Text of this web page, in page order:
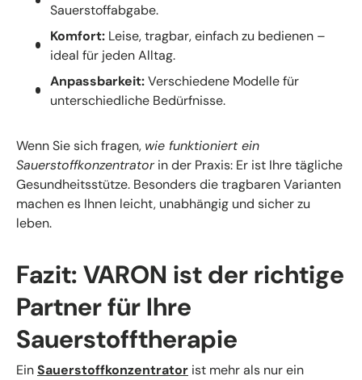
Sauerstoffabgabe.
Komfort:Leise, tragbar, einfach zu bedienen –
ideal für jeden Alltag.
Anpassbarkeit:Verschiedene Modelle für
unterschiedliche Bedürfnisse.
Wenn Sie sich fragen, wie funktioniert ein
Sauerstoffkonzentratorin der Praxis: Er ist Ihre tägliche
Gesundheitsstütze. Besonders die tragbaren Varianten
machen es Ihnen leicht, unabhängig und sicher zu
leben.
Fazit: VARON ist der richtige
Partner für Ihre
Sauerstofftherapie
EinSauerstoffkonzentrator ist mehr als nur ein